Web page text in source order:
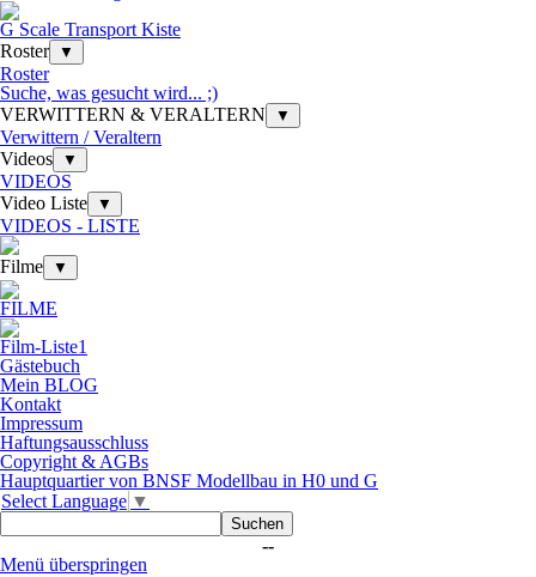
G Scale Transport Kiste
Roster
▼
Roster
Suche, was gesucht wird... ;)
VERWITTERN & VERALTERN
▼
Verwittern / Veraltern
Videos
▼
VIDEOS
Video Liste
▼
VIDEOS - LISTE
Filme
▼
FILME
Film-Liste1
Gästebuch
Mein BLOG
Kontakt
Impressum
Haftungsausschluss
Copyright & AGBs
Hauptquartier von BNSF Modellbau in H0 und G
Select Language ▼
Suchen
--
Menü überspringen